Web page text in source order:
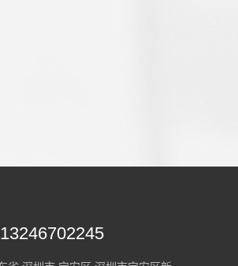
13246702245